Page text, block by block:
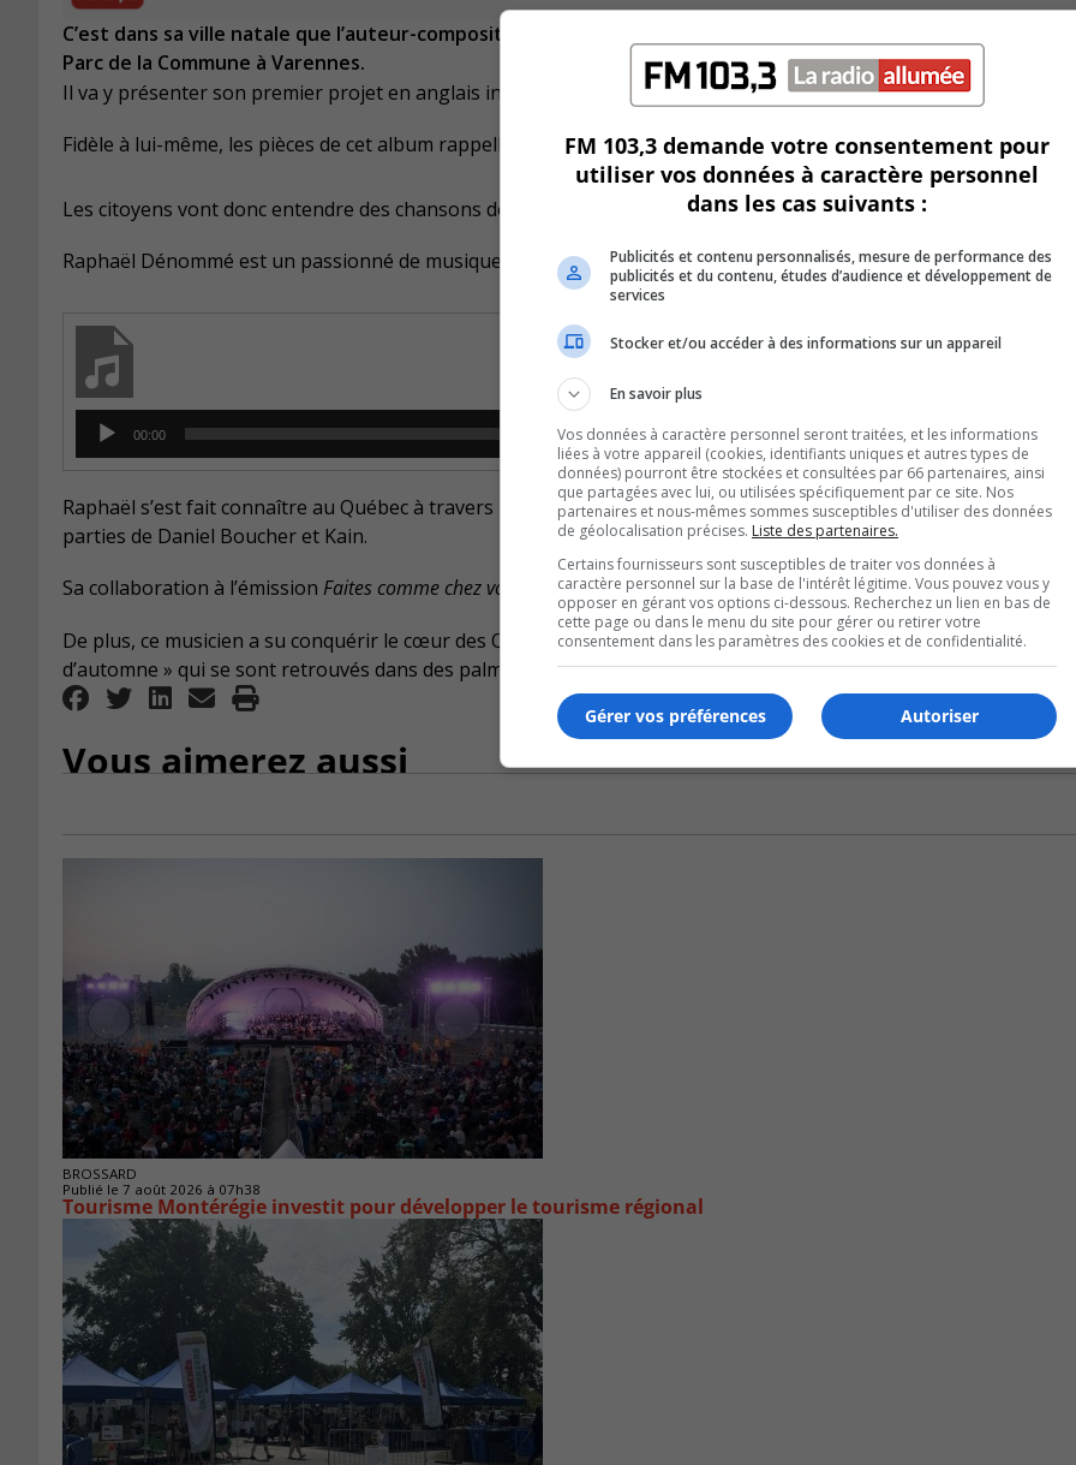
C’est dans sa ville natale que l’auteur-compositeur-interprète, Raphaël Dénommé, va offrir un spectacle
Parc de la Commune à Varennes.
Il va y présenter son premier projet en anglais intitulé
Hard Times and Broken Mind,sorti en janvier dernier.
Fidèle à lui-même, les pièces de cet album rappellent la musique du sud des États-Unis.
Les citoyens vont donc entendre des chansons de style folk-rock, soul et blues.
Raphaël Dénommé est un passionné de musique depuis son adolescence.
Audio
Player
00:00 00:00
Arrow
to
Raphaël s’est fait connaître au Québec à travers les concours auxquels il a participé ainsi qu’en faisant les
parties de Daniel Boucher et Kain.
Sa collaboration à l’émission Faites comme chez vous !
diffusé à TVA lui a aussi donné une vitrine importante.
De plus, ce musicien a su conquérir le cœur des Québécois avec ces pièces « Vampire de l’Est » et « Promenade
d’automne » qui se sont retrouvés dans des palmarès radiophoniques.
Vous aimerez aussi
BROSSARD
Publié le 7 août 2026 à 07h38
Tourisme Montérégie investit pour développer le tourisme régional
FM 103,3 demande votre consentement pour
utiliser vos données à caractère personnel
dans les cas suivants :
Publicités et contenu personnalisés, mesure de performance des
publicités et du contenu, études d’audience et développement de
services
Stocker et/ou accéder à des informations sur un appareil
En savoir plus
Vos données à caractère personnel seront traitées, et les informations
liées à votre appareil (cookies, identifiants uniques et autres types de
données) pourront être stockées et consultées par 66 partenaires, ainsi
que partagées avec lui, ou utilisées spécifiquement par ce site. Nos
partenaires et nous-mêmes sommes susceptibles d'utiliser des données
de géolocalisation précises. Liste des partenaires.
Certains fournisseurs sont susceptibles de traiter vos données à
caractère personnel sur la base de l'intérêt légitime. Vous pouvez vous y
opposer en gérant vos options ci-dessous. Recherchez un lien en bas de
cette page ou dans le menu du site pour gérer ou retirer votre
consentement dans les paramètres des cookies et de confidentialité.
Autoriser
Gérer vos préférences